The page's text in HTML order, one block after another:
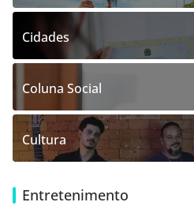
Cidades
Coluna Social
Cultura
Entretenimento